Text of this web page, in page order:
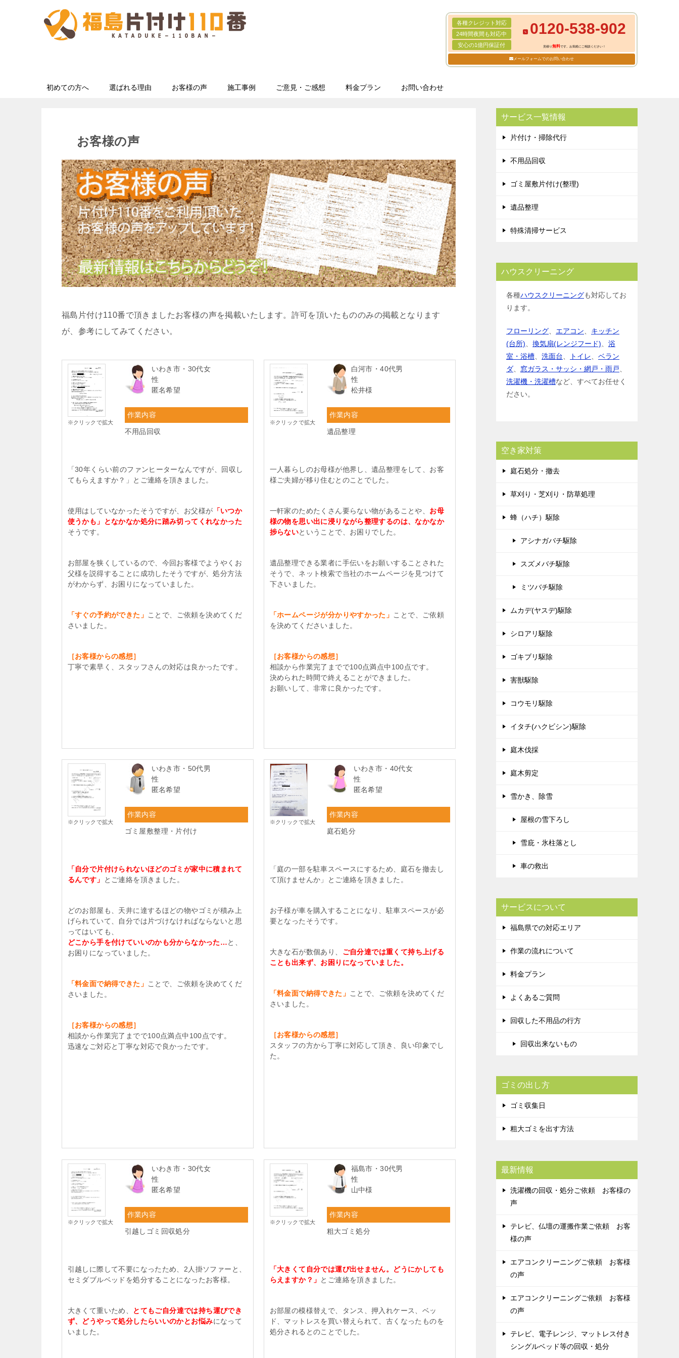
各種クレジット対応
24時間夜間も対応中
安心の1億円保証付
0120-538-902
見積り無料です。お気軽にご相談ください！
メールフォームでのお問い合わせ
初めての方へ 選ばれる理由 お客様の声 施工事例 ご意見・ご感想 料金プラン お問い合わせ
お客様の声
福島片付け110番で頂きましたお客様の声を掲載いたします。許可を頂いたもののみの掲載となります
が、参考にしてみてください。
※クリックで拡大
いわき市・30代女
性
匿名希望
作業内容
不用品回収
「30年くらい前のファンヒーターなんですが、回収し
てもらえますか？」とご連絡を頂きました。
使用はしていなかったそうですが、お父様が 「いつか
使うかも」となかなか処分に踏み切ってくれなかった
そうです。
お部屋を狭くしているので、今回お客様でようやくお
父様を説得することに成功したそうですが、処分方法
がわからず、お困りになっていました。
「すぐの予約ができた」 ことで、ご依頼を決めてくだ
さいました。
［お客様からの感想］
丁寧で素早く、スタッフさんの対応は良かったです。
※クリックで拡大
白河市・40代男
性
松井様
作業内容
遺品整理
一人暮らしのお母様が他界し、遺品整理をして、お客
様ご夫婦が移り住むとのことでした。
一軒家のためたくさん要らない物があることや、 お母
様の物を思い出に浸りながら整理するのは、なかなか
捗らないということで、お困りでした。
遺品整理できる業者に手伝いをお願いすることされた
そうで、ネット検索で当社のホームページを見つけて
下さいました。
「ホームページが分かりやすかった」 ことで、ご依頼
を決めてくださいました。
［お客様からの感想］
相談から作業完了までで100点満点中100点です。
決められた時間で終えることができました。
お願いして、非常に良かったです。
※クリックで拡大
いわき市・50代男
性
匿名希望
作業内容
ゴミ屋敷整理・片付け
「自分で片付けられないほどのゴミが家中に積まれて
るんです」
とご連絡を頂きました。
どのお部屋も、天井に達するほどの物やゴミが積み上
げられていて、自分では片づけなければならないと思
ってはいても、
どこから手を付けていいのかも分からなかった…と、
お困りになっていました。
「料金面で納得できた」 ことで、ご依頼を決めてくだ
さいました。
［お客様からの感想］
相談から作業完了までで100点満点中100点です。
迅速なご対応と丁寧な対応で良かったです。
※クリックで拡大
いわき市・40代女
性
匿名希望
作業内容
庭石処分
「庭の一部を駐車スペースにするため、庭石を撤去し
て頂けませんか」とご連絡を頂きました。
お子様が車を購入することになり、駐車スペースが必
要となったそうです。
大きな石が数個あり、 ご自分達では重くて持ち上げる
ことも出来ず、お困りになっていました。
「料金面で納得できた」 ことで、ご依頼を決めてくだ
さいました。
［お客様からの感想］
スタッフの方から丁寧に対応して頂き、良い印象でし
た。
※クリックで拡大
いわき市・30代女
性
匿名希望
作業内容
引越しゴミ回収処分
引越しに際して不要になったため、2人掛ソファーと、
セミダブルベッドを処分することになったお客様。
大きくて重いため、
とてもご自分達では持ち運びでき
ず、どうやって処分したらいいのかとお悩みになって
いました。
※クリックで拡大
福島市・30代男
性
山中様
作業内容
粗大ゴミ処分
「大きくて自分では運び出せません。どうにかしても
らえますか？」 とご連絡を頂きました。
お部屋の模様替えで、タンス、押入れケース、ベッ
ド、マットレスを買い替えられて、古くなったものを
処分されるとのことでした。
サービス一覧情報
片付け・掃除代行
不用品回収
ゴミ屋敷片付け(整理)
遺品整理
特殊清掃サービス
ハウスクリーニング
各種ハウスクリーニングも対応してお
ります。
フローリング エアコン
キッチン
(台所)
換気扇(レンジフード)
浴
室・浴槽
洗面台 トイレ
ベラン
ダ
窓ガラス・サッシ・網戸・雨戸
洗濯機・洗濯槽など、すべてお任せく
ださい。
空き家対策
庭石処分・撤去
草刈り・芝刈り・防草処理
蜂（ハチ）駆除
アシナガバチ駆除
スズメバチ駆除
ミツバチ駆除
ムカデ(ヤスデ)駆除
シロアリ駆除
ゴキブリ駆除
害獣駆除
コウモリ駆除
イタチ(ハクビシン)駆除
庭木伐採
庭木剪定
雪かき、除雪
屋根の雪下ろし
雪庇・氷柱落とし
車の救出
サービスについて
福島県での対応エリア
作業の流れについて
料金プラン
よくあるご質問
回収した不用品の行方
回収出来ないもの
ゴミの出し方
ゴミ収集日
粗大ゴミを出す方法
最新情報
洗濯機の回収・処分ご依頼 お客様の
声
テレビ、仏壇の運搬作業ご依頼 お客
様の声
エアコンクリーニングご依頼 お客様
の声
エアコンクリーニングご依頼 お客様
の声
テレビ、電子レンジ、マットレス付き
シングルベッド等の回収・処分